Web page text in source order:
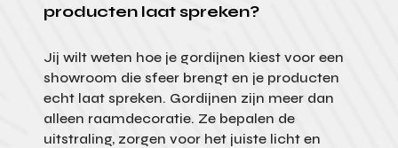
producten laat spreken?
Jij wilt weten hoe je gordijnen kiest voor een
showroom die sfeer brengt en je producten
echt laat spreken. Gordijnen zijn meer dan
alleen raamdecoratie. Ze bepalen de
uitstraling, zorgen voor het juiste licht en